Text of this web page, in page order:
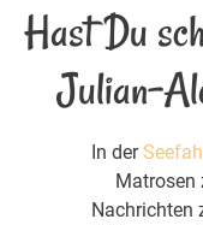
Hast Du
Julian-
In der
Matrosen
Nachrichten